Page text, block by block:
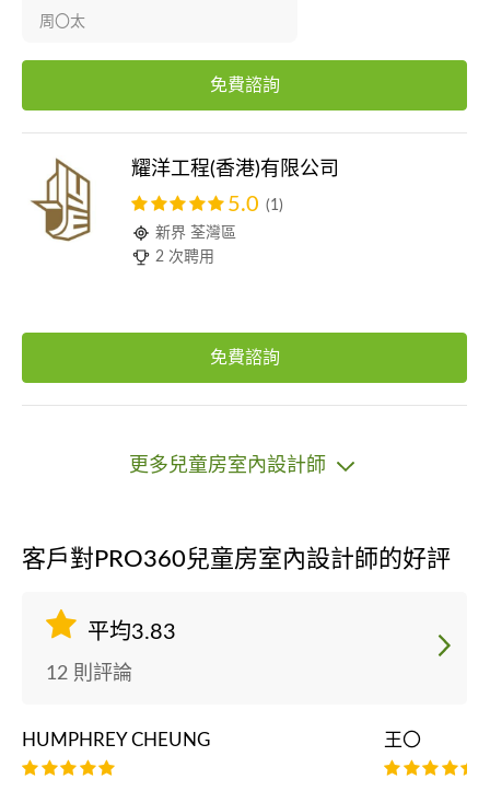
周〇太
免費諮詢
耀洋工程(香港)有限公司
5.0 (1)
新界 荃灣區
2 次聘用
免費諮詢
更多兒童房室內設計師
客戶對PRO360兒童房室內設計師的好評
平均3.83
12 則評論
HUMPHREY CHEUNG 王〇